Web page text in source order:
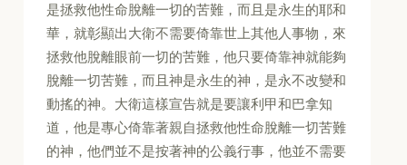
是拯救他性命脫離一切的苦難，而且是永生的耶和
華，就彰顯出大衛不需要倚靠世上其他人事物，來
拯救他脫離眼前一切的苦難，他只要倚靠神就能夠
脫離一切苦難，而且神是永生的神，是永不改變和
動搖的神。大衛這樣宣告就是要讓利甲和巴拿知
道，他是專心倚靠著親自拯救他性命脫離一切苦難
的神，他們並不是按著神的公義行事，他並不需要